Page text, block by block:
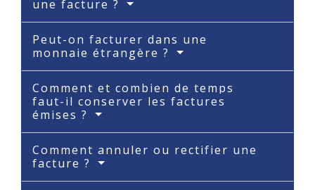
une facture ?
Peut-on facturer dans une
monnaie étrangère ?
Comment et combien de temps
faut-il conserver les factures
émises ?
Comment annuler ou rectifier une
facture ?